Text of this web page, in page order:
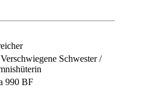
Schwester /
990 BF